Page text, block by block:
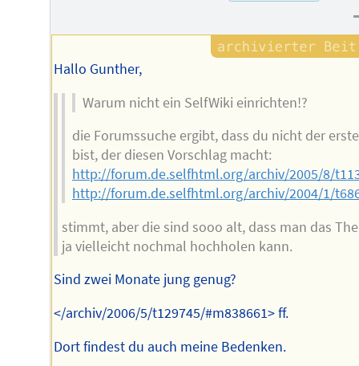
Autors
Hallo Gunther,
Warum nicht ein SelfWiki einrichten!?
die Forumssuche ergibt, dass du nicht der erste
bist, der diesen Vorschlag macht:
http://forum.de.selfhtml.org/archiv/2005/8/
http://forum.de.selfhtml.org/archiv/2004/1/
stimmt, aber die sind sooo alt, dass man das
ja vielleicht nochmal hochholen kann.
Sind zwei Monate jung genug?
</archiv/2006/5/t129745/#m838661> ff.
Dort findest du auch meine Bedenken.